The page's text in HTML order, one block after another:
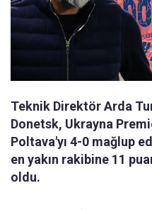
Teknik Direktör Arda
Donetsk, Ukrayna
Poltava'yı 4-0 mağlup
en yakın rakibine 11
oldu.